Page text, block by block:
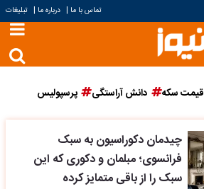
تماس با ما | درباره ما | تبلیغات
قیمت سکه دانش آراستگی پرسپولیس
چیدمان دکوراسیون به سبک
فرانسوی؛ مبلمان و دکوری که این
سبک را از باقی متمایز کرده